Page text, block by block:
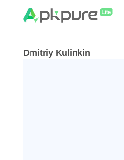
Dmitriy Kulinkin